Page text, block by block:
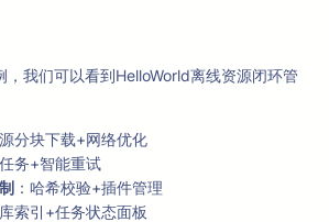
，我们可以看到HelloWorld离线资源闭环管
分块下载+网络优化
务+智能重试
：哈希校验+插件管理
索引+任务状态面板